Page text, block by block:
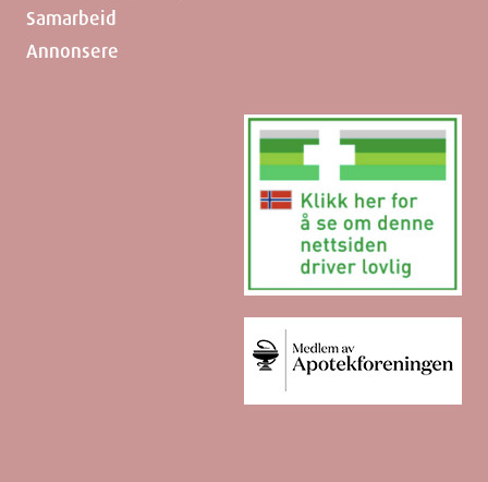
Samarbeid
Annonsere